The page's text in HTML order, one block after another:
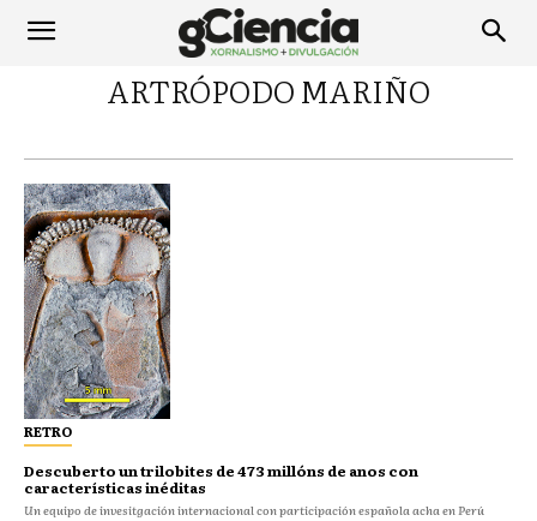
ARTRÓPODO MARIÑO
RETRO
Descuberto un trilobites de 473 millóns de anos con
características inéditas
Un equipo de invesitgación internacional con participación española acha en Perú